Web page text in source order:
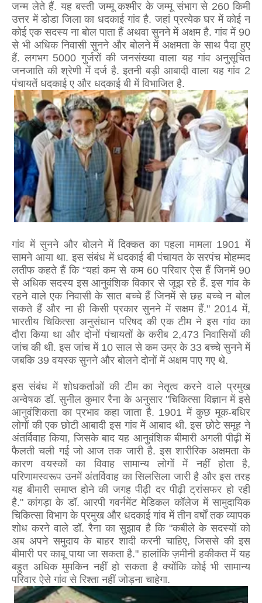
जन्म लेते हैं. यह बस्ती जम्मू कश्मीर के जम्मू संभाग से 260 किमी
उत्तर में डोडा जिला का धदकाई गांव है. जहां प्रत्येक घर में कोई न
कोई एक सदस्य ना बोल पाता हैं अथवा सुनने में अक्षम है. गांव में 90
से भी अधिक निवासी सुनने और बोलने में अक्षमता के साथ पैदा हुए
हैं. लगभग 5000 गुर्जरों की जनसंख्या वाला यह गांव अनुसूचित
जनजाति की श्रेणी में दर्ज है. इतनी बड़ी आबादी वाला यह गांव 2
पंचायतें धदकाई ए और धदकाई बी में विभाजित है.
गांव में सुनने और बोलने में दिक्कत का पहला मामला 1901 में
सामने आया था. इस संबंध में धदकाई बी पंचायत के सरपंच मोहम्मद
लतीफ कहते हैं कि “यहां कम से कम 60 परिवार ऐस हैं जिनमें 90
से अधिक सदस्य इस आनुवंशिक विकार से जूझ रहे हैं. इस गांव के
रहने वाले एक निवासी के सात बच्चे हैं जिनमें से छह बच्चे न बोल
सकते हैं और ना ही किसी प्रकार सुनने में सक्षम हैं." 2014 में,
भारतीय चिकित्सा अनुसंधान परिषद की एक टीम ने इस गांव का
दौरा किया था और दोनों पंचायतों के करीब 2,473 निवासियों की
जांच की थी. इस जांच में 10 साल से कम उम्र के 33 बच्चे सुनने में
जबकि 39 वयस्क सुनने और बोलने दोनों में अक्षम पाए गए थे.
इस संबंध में शोधकर्ताओं की टीम का नेतृत्व करने वाले प्रमुख
अन्वेषक डॉ. सुनील कुमार रैना के अनुसार "चिकित्सा विज्ञान में इसे
आनुवंशिकता का प्रभाव कहा जाता है. 1901 में कुछ मूक-बधिर
लोगों की एक छोटी आबादी इस गांव में आबाद थी. इस छोटे समूह ने
अंतर्विवाह किया, जिसके बाद यह आनुवंशिक बीमारी अगली पीढ़ी में
फैलती चली गई जो आज तक जारी है. इस शारीरिक अक्षमता के
कारण वयस्कों का विवाह सामान्य लोगों में नहीं होता है,
परिणामस्वरूप उनमें अंतर्विवाह का सिलसिला जारी है और इस तरह
यह बीमारी समाप्त होने की जगह पीढ़ी दर पीढ़ी ट्रांसफर हो रही
है." कांगड़ा के डॉ. आरपी गवर्नमेंट मेडिकल कॉलेज में सामुदायिक
चिकित्सा विभाग के प्रमुख और धदकाई गांव में तीन वर्षों तक व्यापक
शोध करने वाले डॉ. रैना का सुझाव है कि "कबीले के सदस्यों को
अब अपने समुदाय के बाहर शादी करनी चाहिए, जिससे की इस
बीमारी पर काबू पाया जा सकता है." हालांकि ज़मीनी हकीकत में यह
बहुत अधिक मुमकिन नहीं हो सकता है क्योंकि कोई भी सामान्य
परिवार ऐसे गांव से रिश्ता नहीं जोड़ना चाहेगा.